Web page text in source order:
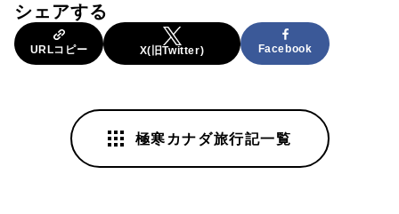
シェアする
URLコピー X(旧Twitter) Facebook
極寒カナダ旅行記一覧